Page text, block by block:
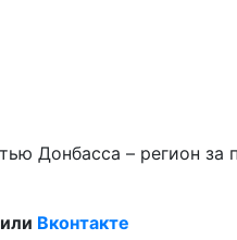
Донбасса – регион
или Вконтакте